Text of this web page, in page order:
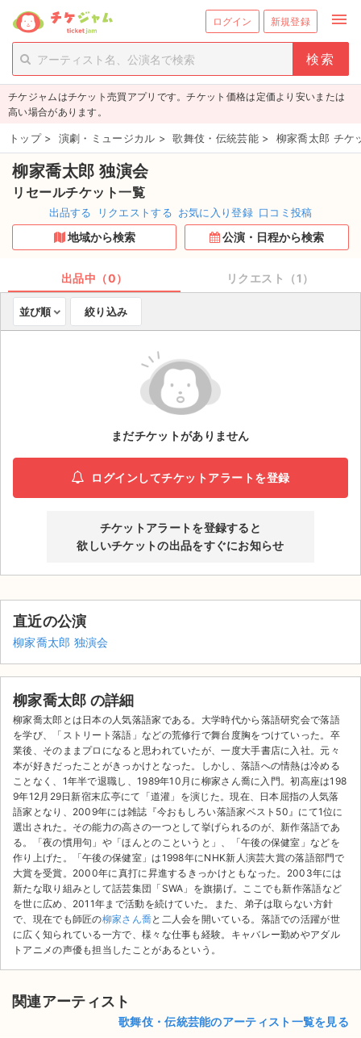
ログイン 新規登録 menu
person_add 新規会員登録
チケットを探す
新着チケット
値下げしたチケット
都道府県からチケットを探す
もうすぐ開催のチケット
チケットのリクエスト一覧
取扱チケット
ライブ・コンサート（国内）
ライブ・コンサート（海外）
スポーツ
演劇・ミュージカル
ご利用ガイド
ご利用ガイド
AIに質問する
よくある質問
お知らせ
チケジャムはチケット売買アプリです。チケット価格は定価より安いまたは
高い場合があります。
トップ > 演劇・ミュージカル > 歌舞伎・伝統芸能 > 柳家喬太郎 チケ
柳家喬太郎 独演会
リセールチケット一覧
出品する リクエストする お気に入り登録 口コミ投稿
地域から検索 公演・日程から検索
出品中（0） リクエスト（1）
並び順 絞り込み
まだチケットがありません
ログインしてチケットアラートを登録
チケットアラートを登録すると
欲しいチケットの出品をすぐにお知らせ
直近の公演
柳家喬太郎 独演会
柳家喬太郎 の詳細
柳家喬太郎とは日本の人気落語家である。大学時代から落語研究会で落語
を学び、「ストリート落語」などの荒修行で舞台度胸をつけていった。卒
業後、そのままプロになると思われていたが、一度大手書店に入社。元々
本が好きだったことがきっかけとなった。しかし、落語への情熱は冷める
ことなく、1年半で退職し、1989年10月に柳家さん喬に入門。初高座は198
9年12月29日新宿末広亭にて「道灌」を演じた。現在、日本屈指の人気落
語家となり、2009年には雑誌『今おもしろい落語家ベスト50』にて1位に
選出された。その能力の高さの一つとして挙げられるのが、新作落語であ
る。「夜の慣用句」や「ほんとのこというと」、「午後の保健室」などを
作り上げた。「午後の保健室」は1998年にNHK新人演芸大賞の落語部門で
大賞を受賞。2000年に真打に昇進するきっかけともなった。2003年には
新たな取り組みとして話芸集団「SWA」を旗揚げ。ここでも新作落語など
を世に広め、2011年まで活動を続けていた。また、弟子は取らない方針
で、現在でも師匠の柳家さん喬と二人会を開いている。落語での活躍が世
に広く知られている一方で、様々な仕事も経験。キャバレー勤めやアダル
トアニメの声優も担当したことがあるという。
関連アーティスト
歌舞伎・伝統芸能のアーティスト一覧を見る